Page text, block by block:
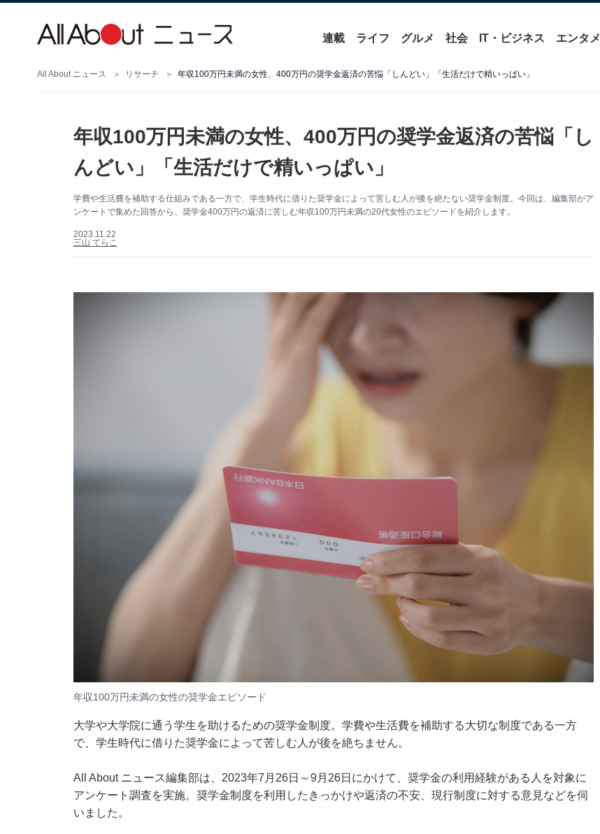
連載 ライフ グルメ 社会 IT・ビジネス エンタメ
All About ニュース リサーチ 年収100万円未満の女性、400万円の奨学金返済の苦悩「しんどい」「生活だけで精いっぱい」
年収100万円未満の女性、400万円の奨学金返済の苦悩「し
んどい」「生活だけで精いっぱい」
学費や生活費を補助する仕組みである一方で、学生時代に借りた奨学金によって苦しむ人が後を絶たない奨学金制度。今回は、編集部がア
ンケートで集めた回答から、奨学金400万円の返済に苦しむ年収100万円未満の20代女性のエピソードを紹介します。
2023.11.22
三山 てらこ
年収100万円未満の女性の奨学金エピソード
大学や大学院に通う学生を助けるための奨学金制度。学費や生活費を補助する大切な制度である一方
で、学生時代に借りた奨学金によって苦しむ人が後を絶ちません。
All About ニュース編集部は、2023年7月26日～9月26日にかけて、奨学金の利用経験がある人を対象に
アンケート調査を実施。奨学金制度を利用したきっかけや返済の不安、現行制度に対する意見などを伺
いました。